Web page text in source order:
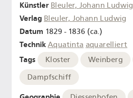
Künstler Bleuler, Johann Ludwig
Verlag Bleuler, Johann Ludwig
Datum 1829 - 1836 (ca.)
Technik Aquatinta aquarelliert
Tags Kloster Weinberg
Dampfschiff